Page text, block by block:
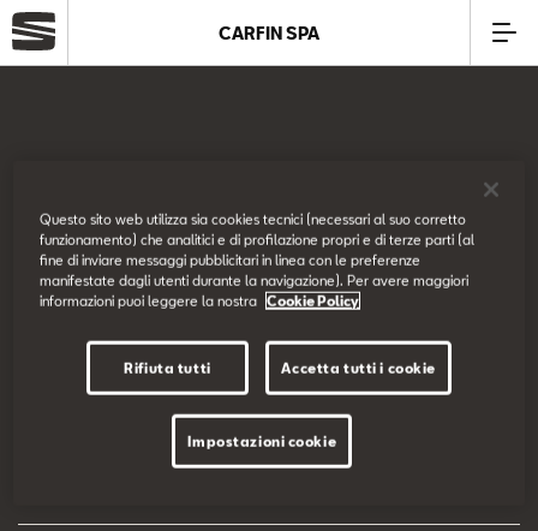
Offerte
Business
SEAT Usato Certificato
CARFIN SPA
Prova su strada
Configuratore
Questo sito web utilizza sia cookies tecnici (necessari al suo corretto
funzionamento) che analitici e di profilazione propri e di terze parti (al
fine di inviare messaggi pubblicitari in linea con le preferenze
manifestate dagli utenti durante la navigazione). Per avere maggiori
informazioni puoi leggere la nostra
Cookie Policy
Rifiuta tutti Accetta tutti i cookie
Impostazioni cookie